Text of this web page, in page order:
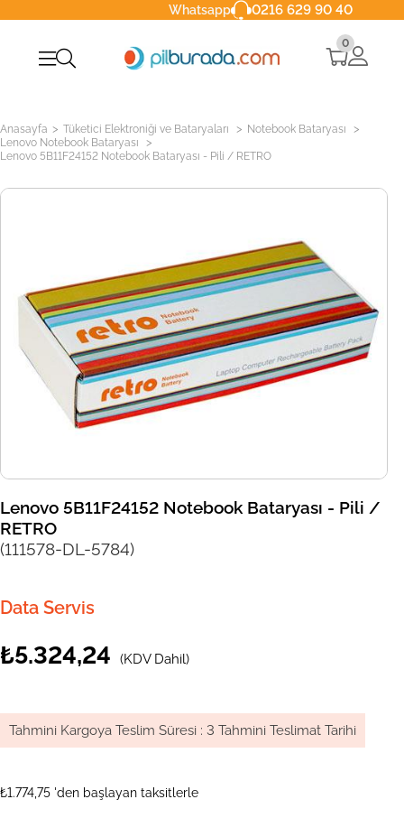
Whatsapp 0216 629 90 40
0
Anasayfa > Tüketici Elektroniği ve Bataryaları > Notebook Bataryası >
Lenovo Notebook Bataryası >
Lenovo 5B11F24152 Notebook Bataryası - Pili / RETRO
Lenovo 5B11F24152 Notebook Bataryası - Pili /
RETRO
(111578-DL-5784)
Data Servis
₺5.324,24 (KDV Dahil)
Tahmini Kargoya Teslim Süresi : 3 Tahmini Teslimat Tarihi
₺1.774,75 'den başlayan taksitlerle